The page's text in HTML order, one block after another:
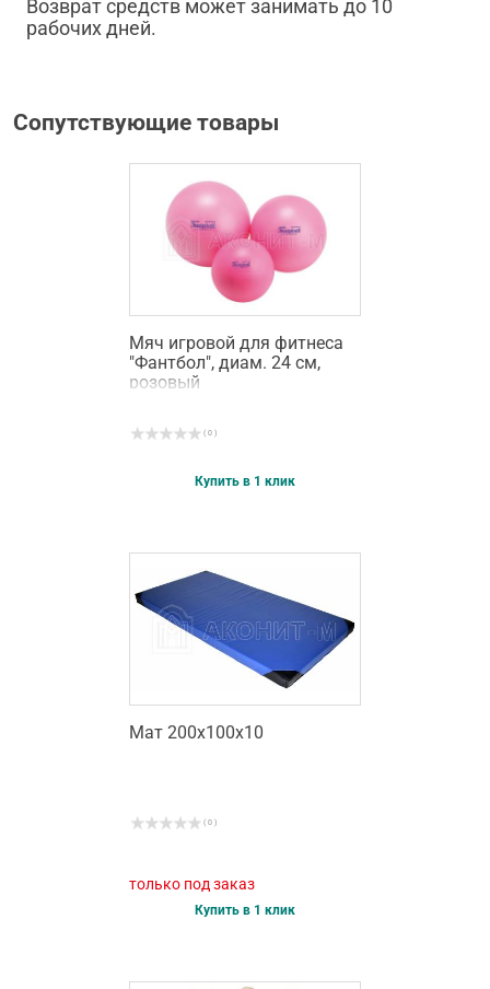
Возврат средств может занимать до 10
рабочих дней.
Сопутствующие товары
Мяч игровой для фитнеса
"Фантбол", диам. 24 см,
розовый
( 0 )
Купить в 1 клик
Мат 200х100х10
( 0 )
только под заказ
Купить в 1 клик